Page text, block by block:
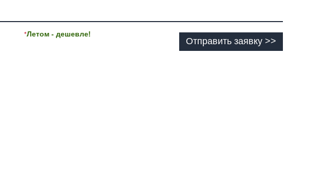
*Летом - дешевле!
Отправить заявку >>